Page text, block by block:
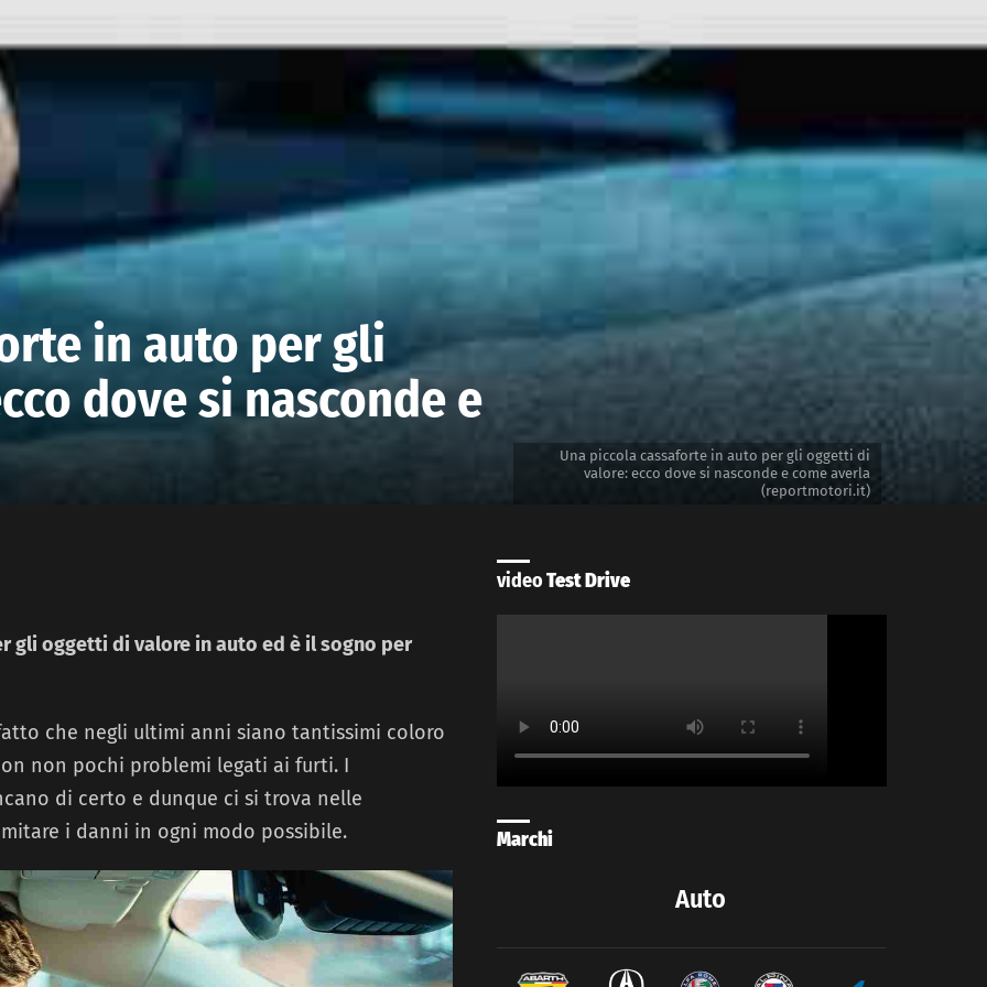
in auto per gli
dove si nasconde e
Una piccola cassaforte in auto per gli oggetti di
valore: ecco dove si nasconde e come averla
(reportmotori.it)
gli oggetti di valore in auto ed è il sogno per
che negli ultimi anni siano tantissimi coloro
non pochi problemi legati ai furti. I
di certo e dunque ci si trova nelle
i danni in ogni modo possibile.
videoTest Drive
Marchi
Auto